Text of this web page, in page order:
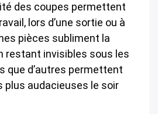
des coupes permettent
lors d’une sortie ou à
pièces subliment la
restant invisibles sous les
que d’autres permettent
plus audacieuses le soir